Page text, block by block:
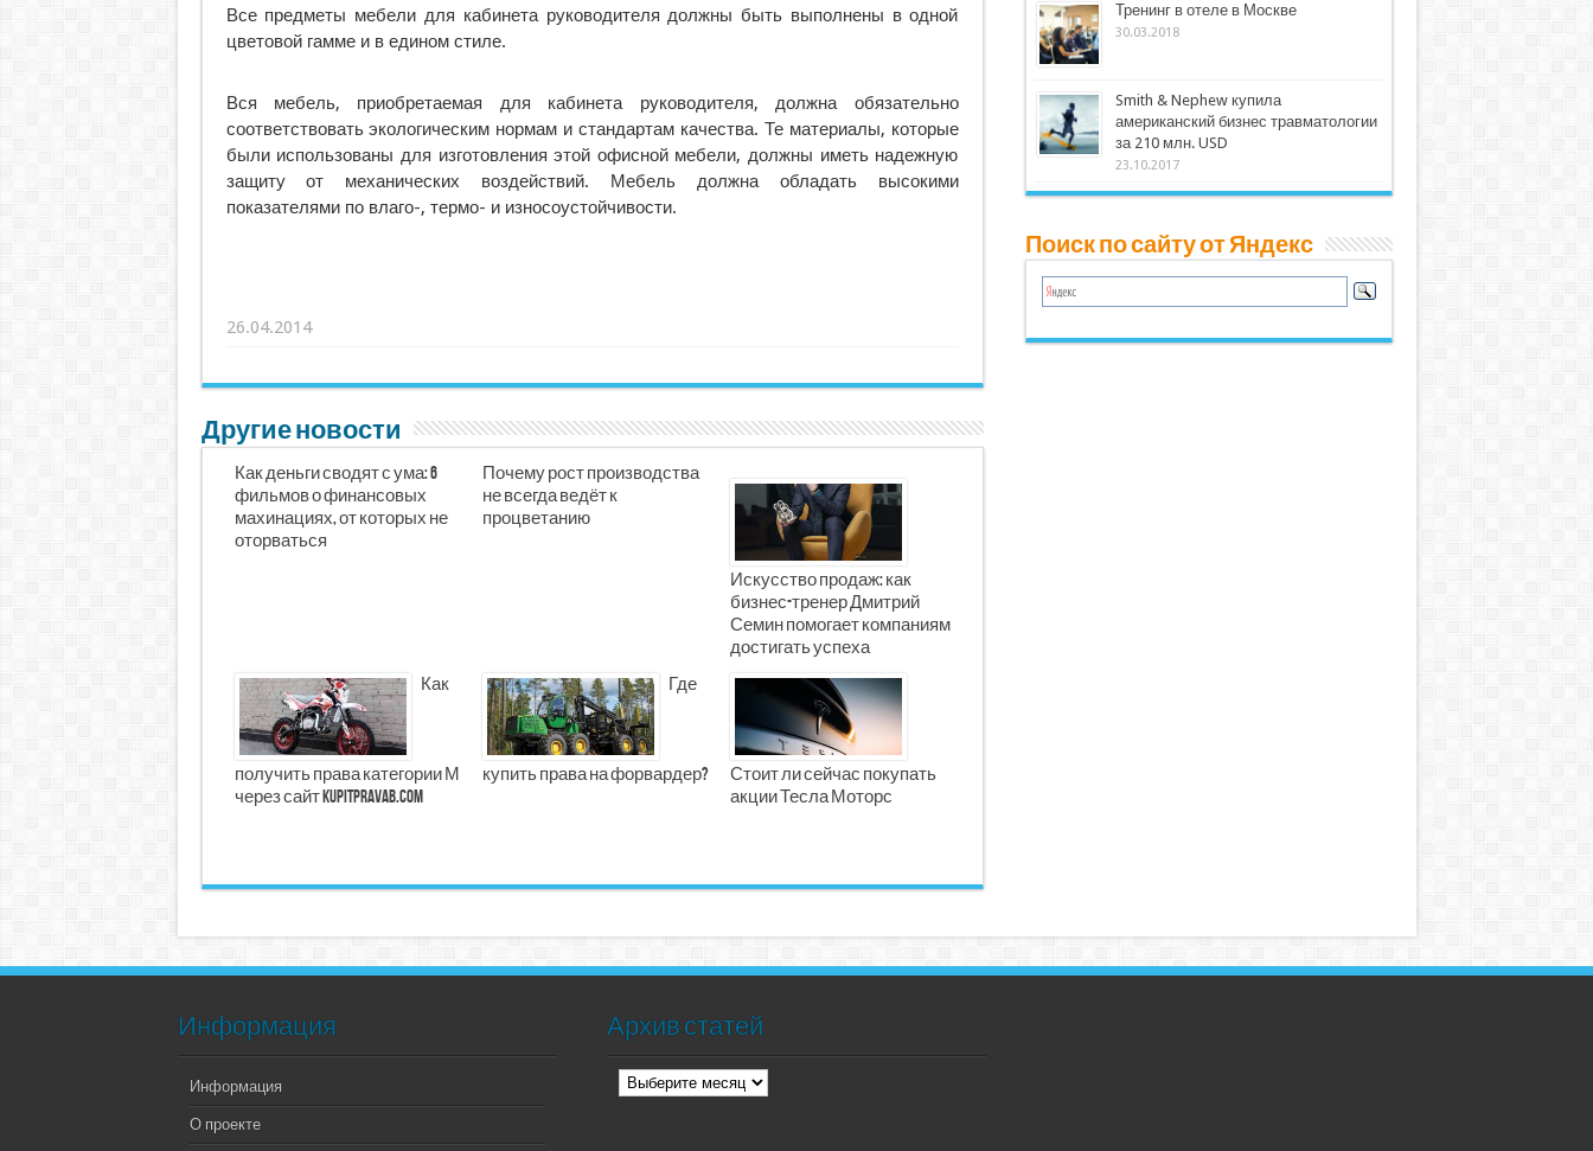
Все предметы мебели для кабинета руководителя должны быть выполнены в одной
цветовой гамме и в едином стиле.
Вся мебель, приобретаемая для кабинета руководителя, должна обязательно
соответствовать экологическим нормам и стандартам качества. Те материалы, которые
были использованы для изготовления этой офисной мебели, должны иметь надежную
защиту от механических воздействий. Мебель должна обладать высокими
показателями по влаго-, термо- и износоустойчивости.
26.04.2014
Другие новости
Как деньги сводят с ума: 6
фильмов о финансовых
махинациях, от которых не
оторваться
Почему рост производства
не всегда ведёт к
процветанию
Искусство продаж: как
бизнес-тренер Дмитрий
Семин помогает компаниям
достигать успеха
Как
получить права категории М
через сайт kupitpravab.com
Где
купить права на форвардер?
Стоит ли сейчас покупать
акции Тесла Моторс
Тренинг в отеле в Москве
30.03.2018
Smith & Nephew купила
американский бизнес травматологии
за 210 млн. USD
23.10.2017
Поиск по сайту от Яндекс
Информация
Информация
О проекте
Архив статей
Архив
статей